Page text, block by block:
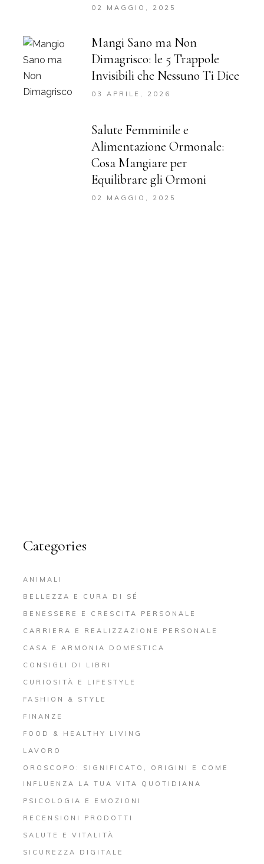
02 MAGGIO, 2025
Mangi Sano ma Non
Dimagrisco: le 5 Trappole
Invisibili che Nessuno Ti Dice
03 APRILE, 2026
Salute Femminile e
Alimentazione Ormonale:
Cosa Mangiare per
Equilibrare gli Ormoni
02 MAGGIO, 2025
Categories
ANIMALI
BELLEZZA E CURA DI SÉ
BENESSERE E CRESCITA PERSONALE
CARRIERA E REALIZZAZIONE PERSONALE
CASA E ARMONIA DOMESTICA
CONSIGLI DI LIBRI
CURIOSITÀ E LIFESTYLE
FASHION & STYLE
FINANZE
FOOD & HEALTHY LIVING
LAVORO
OROSCOPO: SIGNIFICATO, ORIGINI E COME
INFLUENZA LA TUA VITA QUOTIDIANA
PSICOLOGIA E EMOZIONI
RECENSIONI PRODOTTI
SALUTE E VITALITÀ
SICUREZZA DIGITALE